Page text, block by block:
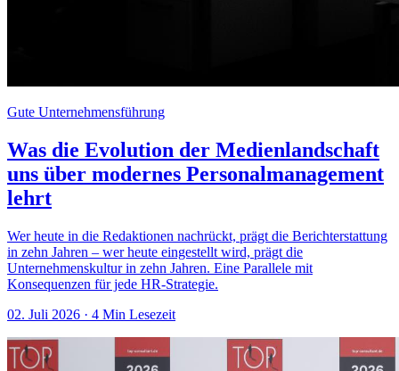
Gute Unternehmensführung
Was die Evolution der Medienlandschaft
uns über modernes Personalmanagement
lehrt
Wer heute in die Redaktionen nachrückt, prägt die Berichterstattung
in zehn Jahren – wer heute eingestellt wird, prägt die
Unternehmenskultur in zehn Jahren. Eine Parallele mit
Konsequenzen für jede HR-Strategie.
02. Juli 2026 · 4 Min Lesezeit